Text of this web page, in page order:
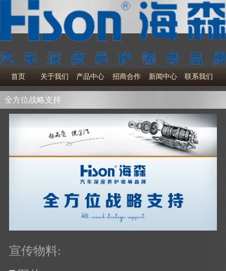
首页 关于我们 产品中心 招商合作 新闻中心 联系我们
全方位战略支持
宣传物料: